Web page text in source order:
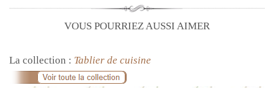
VOUS POURRIEZ AUSSI AIMER
La collection : Tablier de cuisine